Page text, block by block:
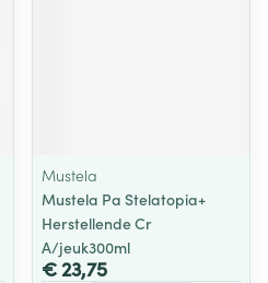
Mustela
Mustela Pa Stelatopia+
Herstellende Cr
A/jeuk300ml
€ 23,75